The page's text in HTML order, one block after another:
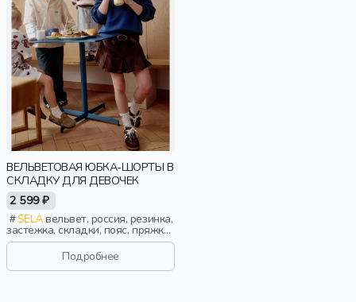
ВЕЛЬВЕТОВАЯ ЮБКА-ШОРТЫ В
СКЛАДКУ ДЛЯ ДЕВОЧЕК
2 599 ₽
SELAвельвет, россия, резинка,
застежка, складки, пояс, пряжка,
девочки, дети
Подробнее